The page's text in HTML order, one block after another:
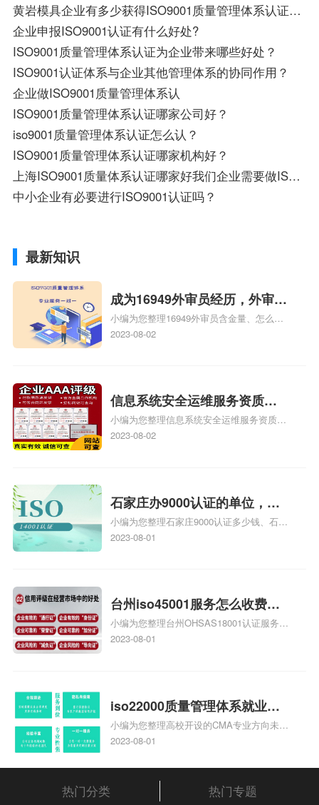
黄岩模具企业有多少获得ISO9001质量管理体系认证证？
企业申报ISO9001认证有什么好处?
ISO9001质量管理体系认证为企业带来哪些好处？
ISO9001认证体系与企业其他管理体系的协同作用？
企业做ISO9001质量管理体系认
ISO9001质量管理体系认证哪家公司好？
iso9001质量管理体系认证怎么认？
ISO9001质量管理体系认证哪家机构好？
上海ISO9001质量体系认证哪家好我们企业需要做ISO9001质量管理体系认证
中小企业有必要进行ISO9001认证吗？
最新知识
成为16949外审员经历，外审员
16949
小编为您整理16949外审员含金量、怎么才
能成为注册的TS16949:2009的外审员、我
2023-08-02
信息系统安全运维服务资质二
级费用，信息系统安全运维服
务资质二级
小编为您整理信息系统安全运维服务资质认
证证书机构有哪些、安全运维服务资质的费
体系认证知识，详情可查看下方正文！
2023-08-02
石家庄办9000认证的单位，石
家庄9000认证的公司
小编为您整理石家庄9000认证多少钱、石家
庄9000认证价格多少钱、石家庄9000认证
2023-08-01
台州iso45001服务怎么收费，
台州iso45001认证服务怎么收
费
小编为您整理台州OHSAS18001认证服务中
心哪家收费便宜、台州ISO9000认证，哪个
标准是什么相关iso体系认证知识，详情可
查看下方正文！
2023-08-01
iso22000质量管理体系就业方
向，质量管理与认证就业方向
小编为您整理高校开设的CMA专业方向未来
就业前景及就业方向如何、cma就业方向有
和cma未来就业方向、大学生考完cma，就
哪些就业方向相关iso体系认证知识，详情
2023-08-01
热门分类 热门专题